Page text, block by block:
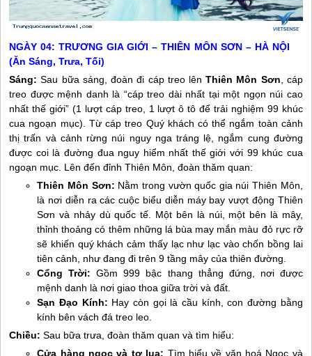
NGÀY 04: TRƯƠNG GIA GIỚI – THIÊN MÔN SƠN – HÀ NỘI
(Ăn Sáng, Trưa, Tối)
Sáng: Sau bữa sáng, đoàn đi cáp treo lênThiên Môn Sơn, cáp
treo được mệnh danh là “cáp treo dài nhất tại một ngọn núi cao
nhất thế giới” (1 lượt cáp treo, 1 lượt ô tô để trải nghiệm 99 khúc
cua ngoạn mục). Từ cáp treo Quý khách có thể ngắm toàn cảnh
thị trấn và cảnh rừng núi nguy nga tráng lệ, ngắm cung đường
được coi là đường đua nguy hiểm nhất thế giới với 99 khúc cua
ngoạn mục. Lên đến đỉnh Thiên Môn, đoàn thăm quan:
Thiên Môn Sơn: Nằm trong vườn quốc gia núi Thiên Môn,
là nơi diễn ra các cuộc biểu diễn máy bay vượt động Thiên
Sơn và nhảy dù quốc tế. Một bên là núi, một bên là mây,
thỉnh thoảng có thêm những lá bùa may mắn màu đỏ rực rỡ
sẽ khiến quý khách cảm thấy lạc như lạc vào chốn bồng lai
tiên cảnh, như đang đi trên 9 tầng mây của thiên đường.
Cổng Trời: Gồm 999 bậc thang thẳng đứng, nơi được
mệnh danh là nơi giao thoa giữa trời và đất.
Sạn Đạo Kính: Hay còn gọi là cầu kính, con đường bằng
kính bên vách đá treo leo.
Chiều: Sau bữa trưa, đoàn thăm quan và tìm hiểu:
Cửa hàng ngọc và tơ lụa: Tìm hiểu về văn hoá Ngọc và